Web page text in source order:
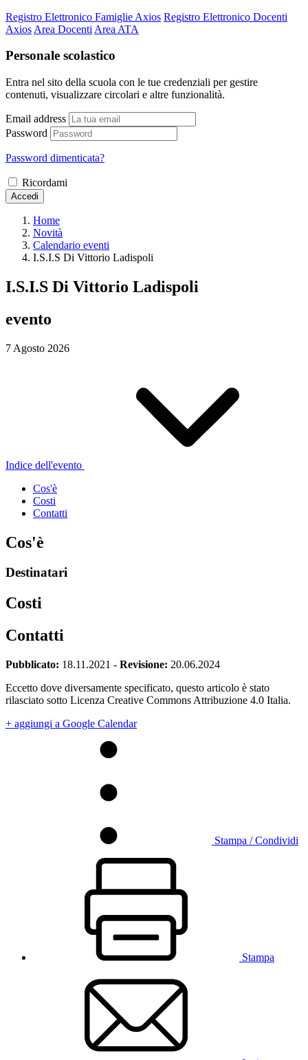
Registro Elettronico Famiglie Axios Registro Elettronico Docenti
Axios Area Docenti Area ATA
Personale scolastico
Entra nel sito della scuola con le tue credenziali per gestire
contenuti, visualizzare circolari e altre funzionalità.
Email address
Password
Password dimenticata?
Ricordami
Accedi
Home
Novità
Calendario eventi
I.S.I.S Di Vittorio Ladispoli
I.S.I.S Di Vittorio Ladispoli
evento
7 Agosto 2026
Indice dell'evento
Cos'è
Costi
Contatti
Cos'è
Destinatari
Costi
Contatti
Pubblicato: 18.11.2021 - Revisione: 20.06.2024
Eccetto dove diversamente specificato, questo articolo è stato
rilasciato sotto Licenza Creative Commons Attribuzione 4.0 Italia.
+ aggiungi a Google Calendar
Stampa / Condividi
Stampa